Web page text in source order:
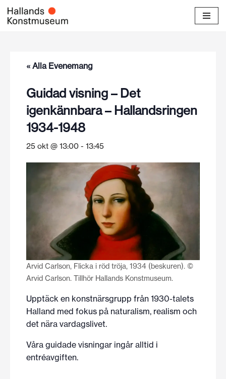
Hoppa
« Alla Evenemang
Guidad visning – Det
igenkännbara – Hallandsringen
1934-1948
25 okt @ 13:00 - 13:45
Arvid Carlson, Flicka i röd tröja, 1934 (beskuren). ©
Arvid Carlson. Tillhör Hallands Konstmuseum.
Upptäck en konstnärsgrupp från 1930-talets
Halland med fokus på naturalism, realism och
det nära vardagslivet.
Våra guidade visningar ingår alltid i
entréavgiften.